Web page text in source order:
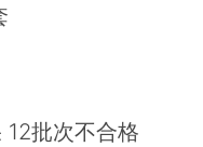
批次不合格